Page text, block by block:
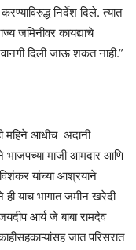
निर्देश दिले. त्यात
जमिनीवर कायद्याचे
दिली जाऊ शकत नाही.”
महिने आधीच अदानी
माजी आमदार आणि
यांच्या आश्रयाने
याच भागात जमीन खरेदी
आर्य जे बाबा रामदेव
जात परिसरात